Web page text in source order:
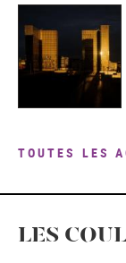
TOUTES LES
LES